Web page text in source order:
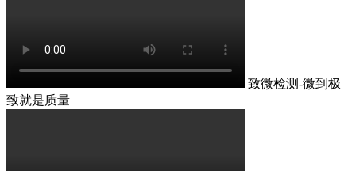
致微检测-微到极
致就是质量